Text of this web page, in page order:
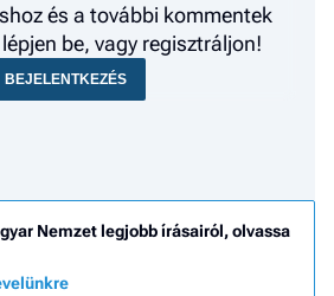
és a további kommentek
be, vagy regisztráljon!
BEJELENTKEZÉS
Nemzet legjobb írásairól, olvassa